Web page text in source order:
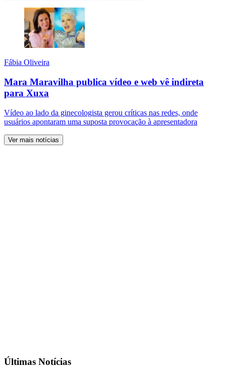
Fábia Oliveira
Mara Maravilha publica vídeo e web vê indireta
para Xuxa
Vídeo ao lado da ginecologista gerou críticas nas redes, onde
usuários apontaram uma suposta provocação à apresentadora
Ver mais notícias
Últimas Notícias